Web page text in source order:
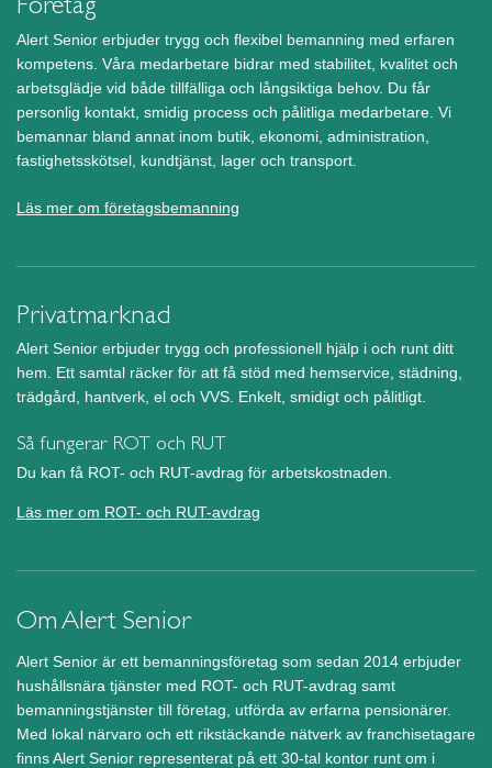
Alert Senior erbjuder trygg och flexibel bemanning med erfaren
kompetens. Våra medarbetare bidrar med stabilitet, kvalitet och
arbetsglädje vid både tillfälliga och långsiktiga behov. Du får
personlig kontakt, smidig process och pålitliga medarbetare. Vi
bemannar bland annat inom butik, ekonomi, administration,
fastighetsskötsel, kundtjänst, lager och transport.
Läs mer om företagsbemanning
Privatmarknad
Alert Senior erbjuder trygg och professionell hjälp i och runt ditt
hem. Ett samtal räcker för att få stöd med hemservice, städning,
trädgård, hantverk, el och VVS. Enkelt, smidigt och pålitligt.
Så fungerar ROT och RUT
Du kan få ROT- och RUT-avdrag för arbetskostnaden.
Läs mer om ROT- och RUT-avdrag
Om Alert Senior
Alert Senior är ett bemanningsföretag som sedan 2014 erbjuder
hushållsnära tjänster med ROT- och RUT-avdrag samt
bemanningstjänster till företag, utförda av erfarna pensionärer.
Med lokal närvaro och ett rikstäckande nätverk av franchisetagare
finns Alert Senior representerat på ett 30-tal kontor runt om i